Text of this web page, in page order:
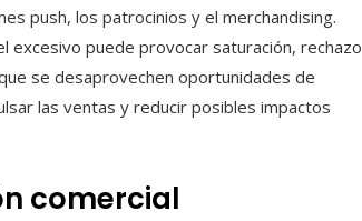
push, los patrocinios y el merchandising.
excesivo puede provocar saturación, rechazo
se desaprovechen oportunidades de
las ventas y reducir posibles impactos
comercial